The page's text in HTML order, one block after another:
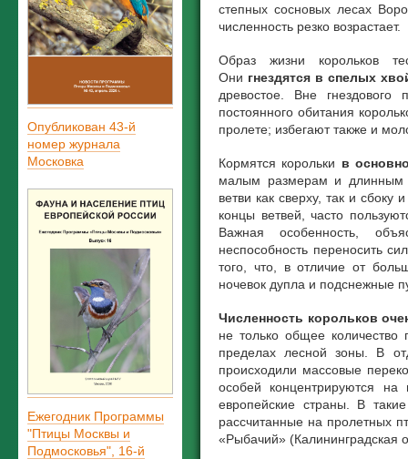
Опубликован 43-й
номер журнала
Московка
Ежегодник Программы
"Птицы Москвы и
Подмосковья", 16-й
степных сосновых лесах
численность резко возрастает.
Образ жизни корольков
Они гнездятся в спелых
древостое. Вне
постоянного обитания
пролете; избегают также и
Кормятся корольки в
малым размерам и длинным
ветви как сверху, так и
концы ветвей, часто
Важная особенность,
неспособность переносить
того, что, в отличие от
ночевок дупла и подснежные
Численность корольков
не только общее
пределах лесной зоны. В
происходили массовые
особей концентрируются
европейские страны. В
рассчитанные на пролетных
«Рыбачий» (Калининградская